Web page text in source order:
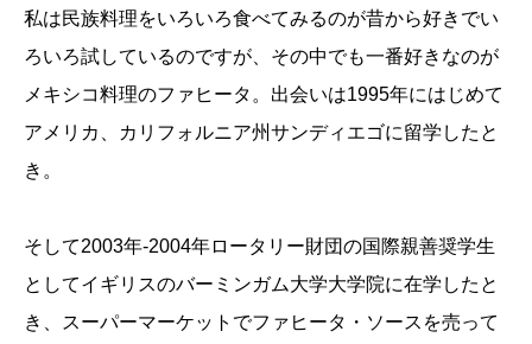
私は民族料理をいろいろ食べてみるのが昔から好きでい
ろいろ試しているのですが、その中でも一番好きなのが
メキシコ料理のファヒータ。出会いは1995年にはじめて
アメリカ、カリフォルニア州サンディエゴに留学したと
き。
そして2003年-2004年ロータリー財団の国際親善奨学生
としてイギリスのバーミンガム大学大学院に在学したと
き、スーパーマーケットでファヒータ・ソースを売って